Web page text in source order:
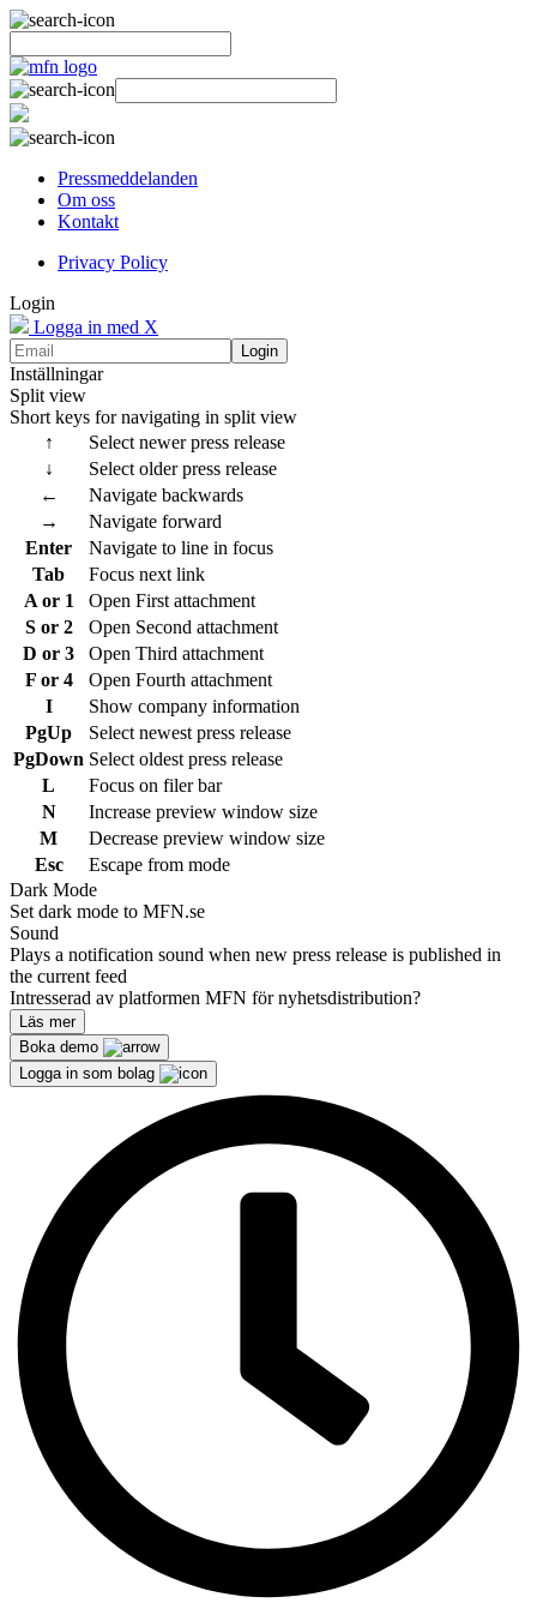
Pressmeddelanden
Om oss
Kontakt
Privacy Policy
Login
Logga in med X
Login
Inställningar
Split view
Short keys for navigating in split view
↑
Select newer press release
↓
Select older press release
←
Navigate backwards
→
Navigate forward
Enter
Navigate to line in focus
Tab
Focus next link
A or 1
Open First attachment
S or 2
Open Second attachment
D or 3
Open Third attachment
F or 4
Open Fourth attachment
I
Show company information
PgUp
Select newest press release
PgDown Select oldest press release
L
Focus on filer bar
N
Increase preview window size
M
Decrease preview window size
Esc
Escape from mode
Dark Mode
Set dark mode to MFN.se
Sound
Plays a notification sound when new press release is published in
the current feed
Intresserad av platformen MFN för nyhetsdistribution?
Läs mer
Boka demo
Logga in som bolag